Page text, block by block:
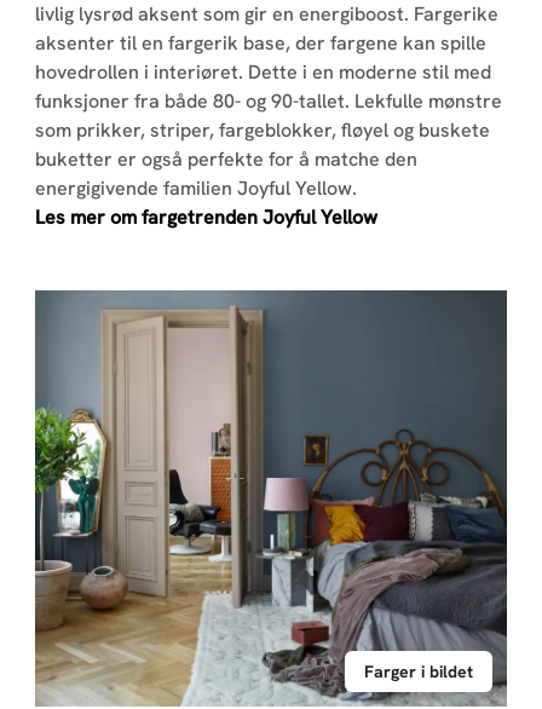
livlig lysrød aksent som gir en energiboost. Fargerike
aksenter til en fargerik base, der fargene kan spille
hovedrollen i interiøret. Dette i en moderne stil med
funksjoner fra både 80- og 90-tallet. Lekfulle mønstre
som prikker, striper, fargeblokker, fløyel og buskete
buketter er også perfekte for å matche den
energigivende familien Joyful Yellow.
Les mer om fargetrenden Joyful Yellow
Farger i bildet